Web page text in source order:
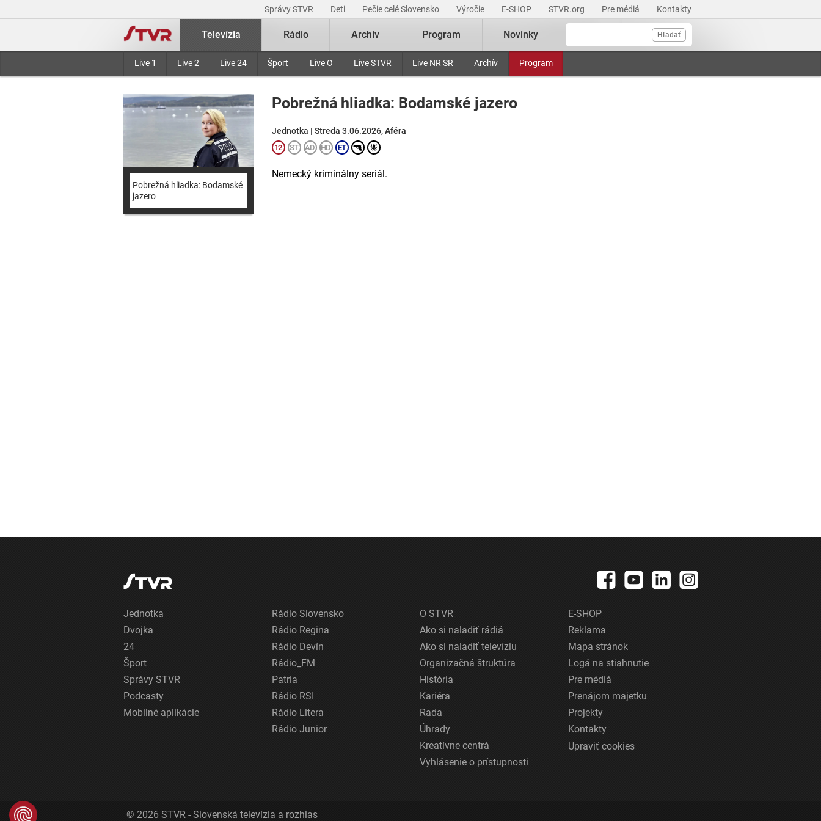
Správy STVR Deti Pečie celé Slovensko Výročie E-SHOP STVR.org Pre médiá Kontakty
Hľadať
Televízia
Live 1 Live 2 Live 24 Šport Live O Live STVR Live NR SR Archív Program
Rádio Archív Program Novinky
Pobrežná hliadka: Bodamské
jazero
Pobrežná hliadka: Bodamské jazero
Jednotka | Streda 3.06.2026,Aféra
Nemecký kriminálny seriál.
Jednotka
Dvojka
24
Šport
Správy STVR
Podcasty
Mobilné aplikácie
Rádio Slovensko
Rádio Regina
Rádio Devín
Rádio_FM
Patria
Rádio RSI
Rádio Litera
Rádio Junior
O STVR
Ako si naladiť rádiá
Ako si naladiť televíziu
Organizačná štruktúra
História
Kariéra
Rada
Úhrady
Kreatívne centrá
Vyhlásenie o prístupnosti
E-SHOP
Reklama
Mapa stránok
Logá na stiahnutie
Pre médiá
Prenájom majetku
Projekty
Kontakty
Upraviť cookies
© 2026 STVR - Slovenská televízia a rozhlas